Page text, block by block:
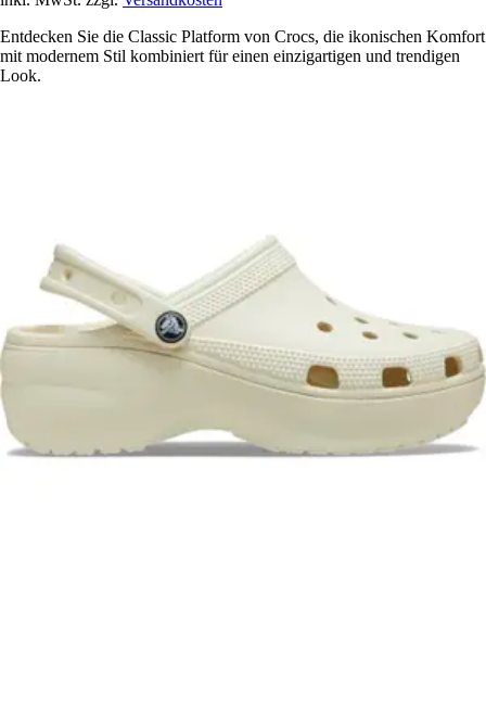
Entdecken Sie die Classic Platform von Crocs, die ikonischen Komfort
mit modernem Stil kombiniert für einen einzigartigen und trendigen
Look.